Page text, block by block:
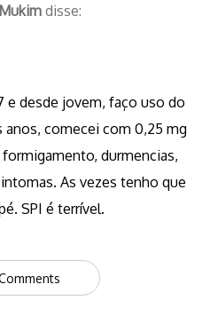
disse:
e desde jovem, faço uso do
comecei com 0,25 mg
durmencias,
As vezes tenho que
SPI é terrível.